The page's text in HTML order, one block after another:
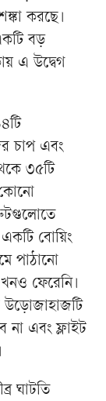
করছে।
বড়
এ উদ্বেগ
চাপ এবং
৩৫টি
বোয়িং
পাঠানো
ফেরেনি।
উড়োজাহাজটি
না এবং ফ্লাইট
ঘাটতি